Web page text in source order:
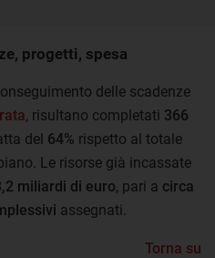
progetti, spesa
delle scadenze
, risultano completati 366
del 64% rispetto al totale
Le risorse già incassate
miliardi di euro, pari a circa
assegnati.
Torna su